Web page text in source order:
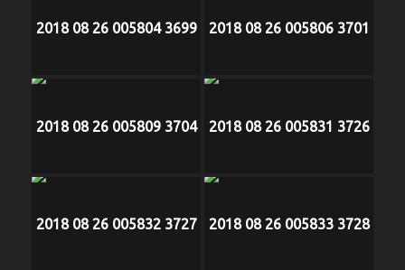
2018 08 26 005804 3699 2018 08 26 005806 3701
2018 08 26 005809 3704 2018 08 26 005831 3726
2018 08 26 005832 3727 2018 08 26 005833 3728